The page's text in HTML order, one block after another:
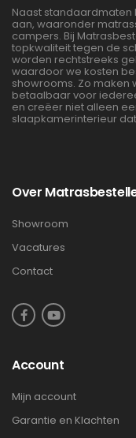
Naast
aan, waaronder
campers. Bij
topkwaliteit tegen de
worden rechtstreeks
waardoor we kosten
showrooms. Zo
betaalbaar voor
en creëer niet alleen
slaapkamerinterieur
Over
Showroom
Vacatures
Contact
Account
Mijn account
Garantie en Klachten